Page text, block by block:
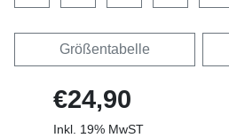
Größentabelle
€24,90
Inkl. 19% MwST